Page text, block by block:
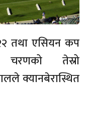
तथा एसियन कप
तेस्रो
क्यानबेरास्थित